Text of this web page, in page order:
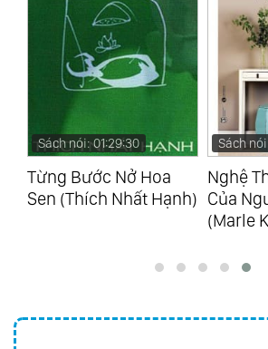
Sách nói: 01:29:30
Từng Bước Nở Hoa
Sen (Thích Nhất Hạnh)
Sách nói:
Nghệ
Của Người
(Marle